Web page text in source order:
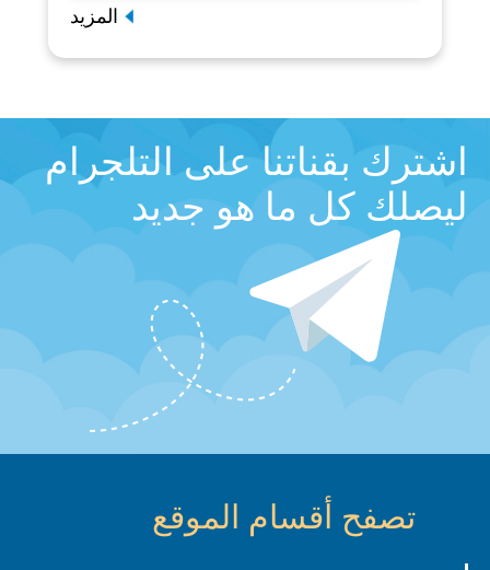
المزيد
اشترك بقناتنا على التلجرام
ليصلك كل ما هو جديد
تصفح أقسام الموقع